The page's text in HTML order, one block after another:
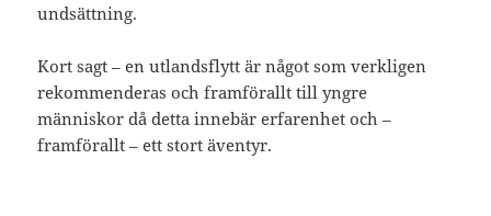
undsättning.
Kort sagt – en utlandsflytt är något som verkligen
rekommenderas och framförallt till yngre
människor då detta innebär erfarenhet och –
framförallt – ett stort äventyr.